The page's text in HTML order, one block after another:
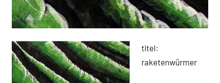
titel:
raketenwürmer